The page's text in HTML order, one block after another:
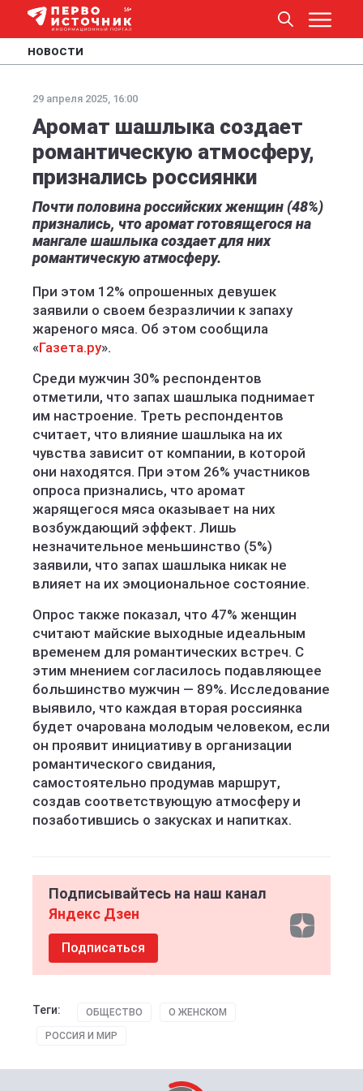
НОВОСТИ
29 апреля 2025, 16:00
Аромат шашлыка создает
романтическую атмосферу,
признались россиянки
Почти половина российских женщин (48%)
признались, что аромат готовящегося на
мангале шашлыка создает для них
романтическую атмосферу.
При этом 12% опрошенных девушек
заявили о своем безразличии к запаху
жареного мяса. Об этом сообщила
«Газета.ру».
Среди мужчин 30% респондентов
отметили, что запах шашлыка поднимает
им настроение. Треть респондентов
считает, что влияние шашлыка на их
чувства зависит от компании, в которой
они находятся. При этом 26% участников
опроса признались, что аромат
жарящегося мяса оказывает на них
возбуждающий эффект. Лишь
незначительное меньшинство (5%)
заявили, что запах шашлыка никак не
влияет на их эмоциональное состояние.
Опрос также показал, что 47% женщин
считают майские выходные идеальным
временем для романтических встреч. С
этим мнением согласилось подавляющее
большинство мужчин — 89%. Исследование
выявило, что каждая вторая россиянка
будет очарована молодым человеком, если
он проявит инициативу в организации
романтического свидания,
самостоятельно продумав маршрут,
создав соответствующую атмосферу и
позаботившись о закусках и напитках.
Подписывайтесь на наш канал
Яндекс Дзен
Подписаться
Теги: ОБЩЕСТВО О ЖЕНСКОМ
РОССИЯ И МИР